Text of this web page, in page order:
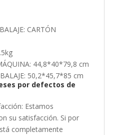
CARTÓN
44,8*40*79,8 cm
50,2*45,7*85 cm
por defectos de
Estamos
su satisfacción. Si por
completamente